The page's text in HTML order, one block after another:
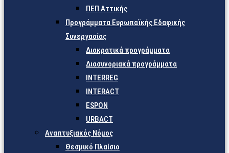
ΠΕΠ Αττικής
Προγράμματα Ευρωπαϊκής Εδαφικής
Συνεργασίας
Διακρατικά προγράμματα
Διασυνοριακά προγράμματα
INTERREG
INTERACT
ESPON
URBACT
Αναπτυξιακός Νόμος
Θεσμικό Πλαίσιο